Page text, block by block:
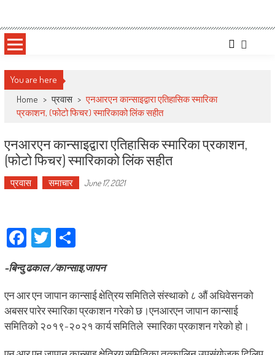
content
Deepshree Online
You are here
Home > प्रवास > एनआरएन कान्साइद्वारा एतिहासिक स्मारिका
प्रकाशन, (फोटो फिचर) स्मारिकाको लिंक सहीत
एनआरएन कान्साइद्वारा एतिहासिक स्मारिका प्रकाशन,
(फोटो फिचर) स्मारिकाको लिंक सहीत
प्रवास समाचार June 17, 2021
Facebook
TwitterShare
-बिन्दु ढकाल /कान्साइ,जापन
एन आर एन जापान कान्साई क्षेत्रिय समितिले संस्थाको ८ औं अधिवेसनको
अबसर पारेर स्मारिका प्रकाशन गरेको छ।एनआरएन जापान कान्साई
समितिको २०१९-२०२१ कार्य समितिले स्मारिका प्रकाशन गरेको हो।